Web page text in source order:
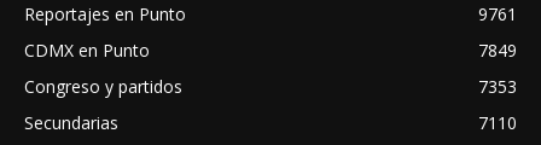
Reportajes en Punto
9761
CDMX en Punto
7849
Congreso y partidos
7353
Secundarias
7110